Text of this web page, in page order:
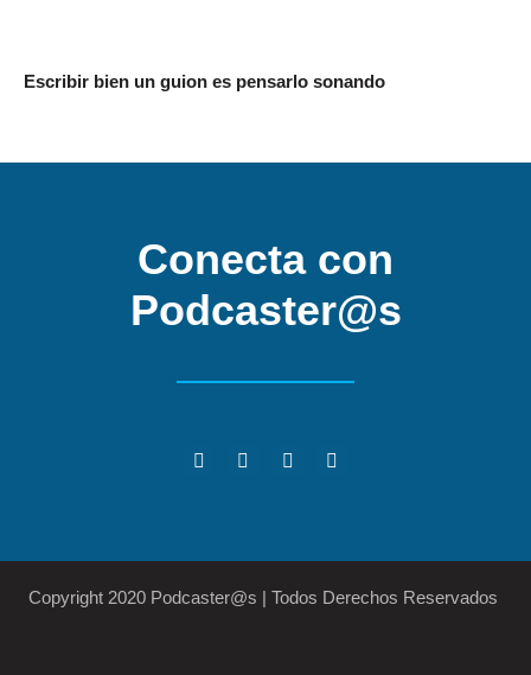
Escribir bien un guion es pensarlo sonando
Conecta con
Podcaster@s
Copyright 2020 Podcaster@s | Todos Derechos Reservados